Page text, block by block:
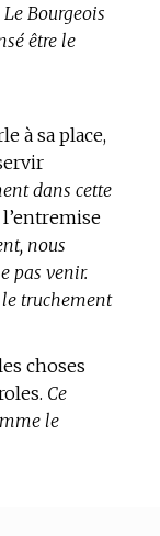
Bourgeois
être le
à sa place,
dans cette
nous
pas venir.
le truchement
choses
Ce
le